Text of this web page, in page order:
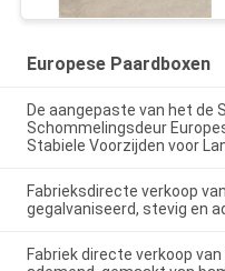
Europese Paardboxen
De aangepaste van het de
Schommelingsdeur
Stabiele Voorzijden voor
Fabrieksdirecte verkoop
gegalvaniseerd, stevig en
Fabriek directe verkoop